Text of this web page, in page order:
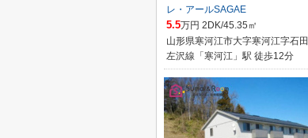
レ・アールSAGAE
5.5万円 2DK/45.35㎡
山形県寒河江市大字寒河江字石田
左沢線「寒河江」駅 徒歩12分